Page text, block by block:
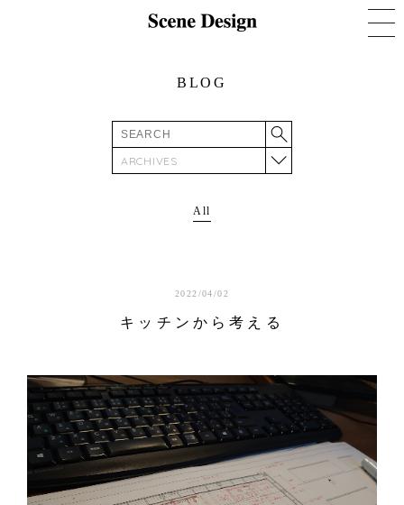
BLOG
ARCHIVES
All
2022/04/02
キッチンから考える